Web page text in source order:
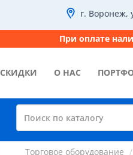
г. Воронеж,
При оплате
СКИДКИ О НАС
Торговое оборудование